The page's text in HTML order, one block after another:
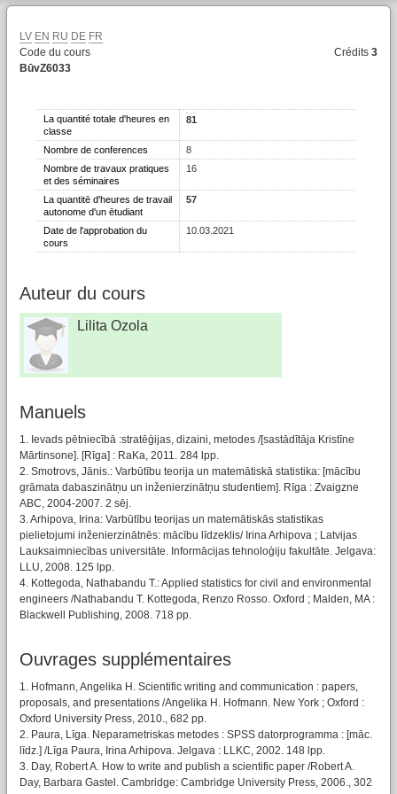
LV EN RU DE FR
Code du cours
BūvZ6033
Crédits3
La quantité totale d'heures en
classe
81
Nombre de conferences
8
Nombre de travaux pratiques
et des séminaires
16
La quantitē d'heures de travail
autonome d'un ētudiant
57
Date de l'approbation du
cours
10.03.2021
Auteur du cours
Lilita Ozola
Manuels
1. Ievads pētniecībā :stratēģijas, dizaini, metodes /[sastādītāja Kristīne
Mārtinsone]. [Rīga] : RaKa, 2011. 284 lpp.
2. Smotrovs, Jānis.: Varbūtību teorija un matemātiskā statistika: [mācību
grāmata dabaszinātņu un inženierzinātņu studentiem]. Rīga : Zvaigzne
ABC, 2004-2007. 2 sēj.
3. Arhipova, Irina: Varbūtību teorijas un matemātiskās statistikas
pielietojumi inženierzinātnēs: mācību līdzeklis/ Irina Arhipova ; Latvijas
Lauksaimniecības universitāte. Informācijas tehnoloģiju fakultāte. Jelgava:
LLU, 2008. 125 lpp.
4. Kottegoda, Nathabandu T.: Applied statistics for civil and environmental
engineers /Nathabandu T. Kottegoda, Renzo Rosso. Oxford ; Malden, MA :
Blackwell Publishing, 2008. 718 pp.
Ouvrages supplémentaires
1. Hofmann, Angelika H. Scientific writing and communication : papers,
proposals, and presentations /Angelika H. Hofmann. New York ; Oxford :
Oxford University Press, 2010., 682 pp.
2. Paura, Līga. Neparametriskas metodes : SPSS datorprogramma : [māc.
līdz.] /Līga Paura, Irina Arhipova. Jelgava : LLKC, 2002. 148 lpp.
3. Day, Robert A. How to write and publish a scientific paper /Robert A.
Day, Barbara Gastel. Cambridge: Cambridge University Press, 2006., 302